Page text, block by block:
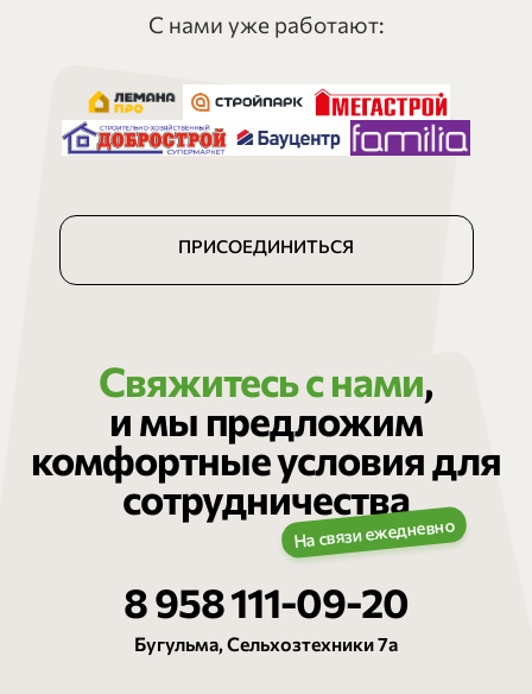
С нами уже работают:
ПРИСОЕДИНИТЬСЯ
Свяжитесь с нами,
и мы предложим
комфортные условия для
сотрудничества
8 958 111-09-20
Бугульма, Сельхозтехники 7а